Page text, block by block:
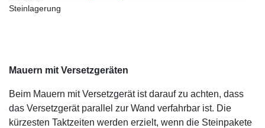
Steinlagerung
Mauern mit Versetzgeräten
Beim Mauern mit Versetzgerät ist darauf zu achten, dass
das Versetzgerät parallel zur Wand verfahrbar ist. Die
kürzesten Taktzeiten werden erzielt, wenn die Steinpakete